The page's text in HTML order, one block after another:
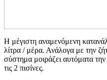
Η μέγιστη αναμενόμενη
λίτρα / μέρα. Ανάλογα με την
σύστημα μοιράζει αυτόματα
τις 2 πισίνες.